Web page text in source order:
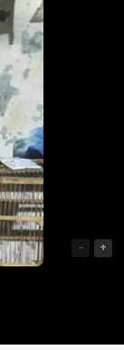
- +